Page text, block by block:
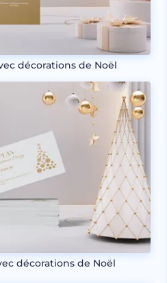
décorations de Noël
décorations de Noël